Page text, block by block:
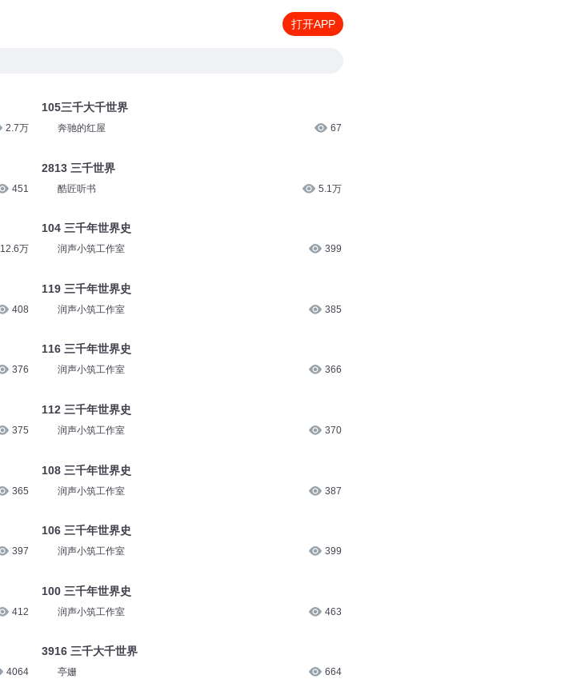
打开APP
2.7万
451
12.6万
408
376
375
365
397
412
4064
105三千大千世界
奔驰的红屋 67
2813 三千世界
酷匠听书 5.1万
104 三千年世界史
润声小筑工作室 399
119 三千年世界史
润声小筑工作室 385
116 三千年世界史
润声小筑工作室 366
112 三千年世界史
润声小筑工作室 370
108 三千年世界史
润声小筑工作室 387
106 三千年世界史
润声小筑工作室 399
100 三千年世界史
润声小筑工作室 463
3916 三千大千世界
亭姗 664